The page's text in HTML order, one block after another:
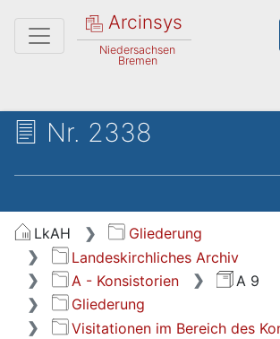
Arcinsys
Niedersachsen
Bremen
Nr. 2338
LkAH
Gliederung
Landeskirchliches Archiv
A - Konsistorien
A 9
Gliederung
Visitationen im Bereich des